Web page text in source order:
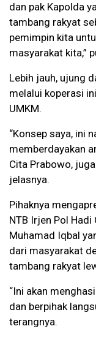
dan pak Kapolda
tambang rakyat
pemimpin kita
masyarakat kita,”
Lebih jauh, ujung
melalui koperasi
UMKM.
“Konsep saya, ini
memberdayakan
Cita Prabowo,
jelasnya.
Pihaknya
NTB Irjen Pol Hadi
Muhamad Iqbal
dari masyarakat
tambang rakyat
“Ini akan
dan berpihak
terangnya.